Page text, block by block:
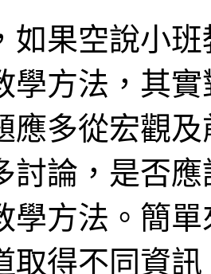
如果空說小
學方法，其
應多從宏觀
討論，是否
學方法。簡
取得不同資